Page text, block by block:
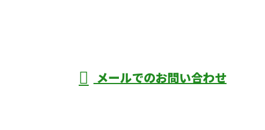
メールでのお問い合わせ